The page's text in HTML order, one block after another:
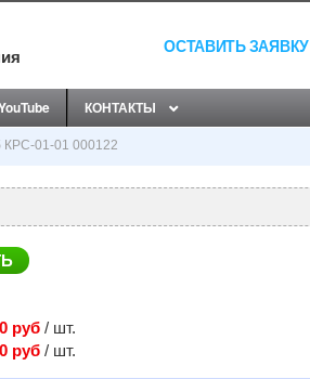
ОСТАВИТЬ ЗАЯВКУ
КОНТАКТЫ
КРС-01-01 000122
руб / шт.
руб / шт.